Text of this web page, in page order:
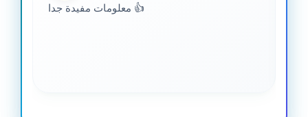
معلومات مفيدة جدا 👍